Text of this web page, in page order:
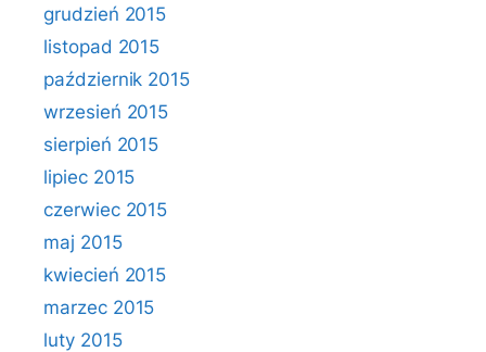
grudzień 2015
listopad 2015
październik 2015
wrzesień 2015
sierpień 2015
lipiec 2015
czerwiec 2015
maj 2015
kwiecień 2015
marzec 2015
luty 2015